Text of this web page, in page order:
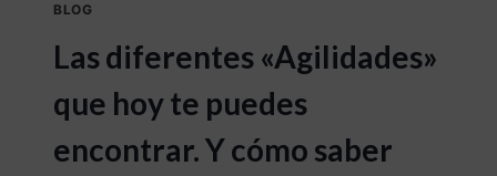
BLOG
Las diferentes «Agilidades»
que hoy te puedes
encontrar. Y cómo saber